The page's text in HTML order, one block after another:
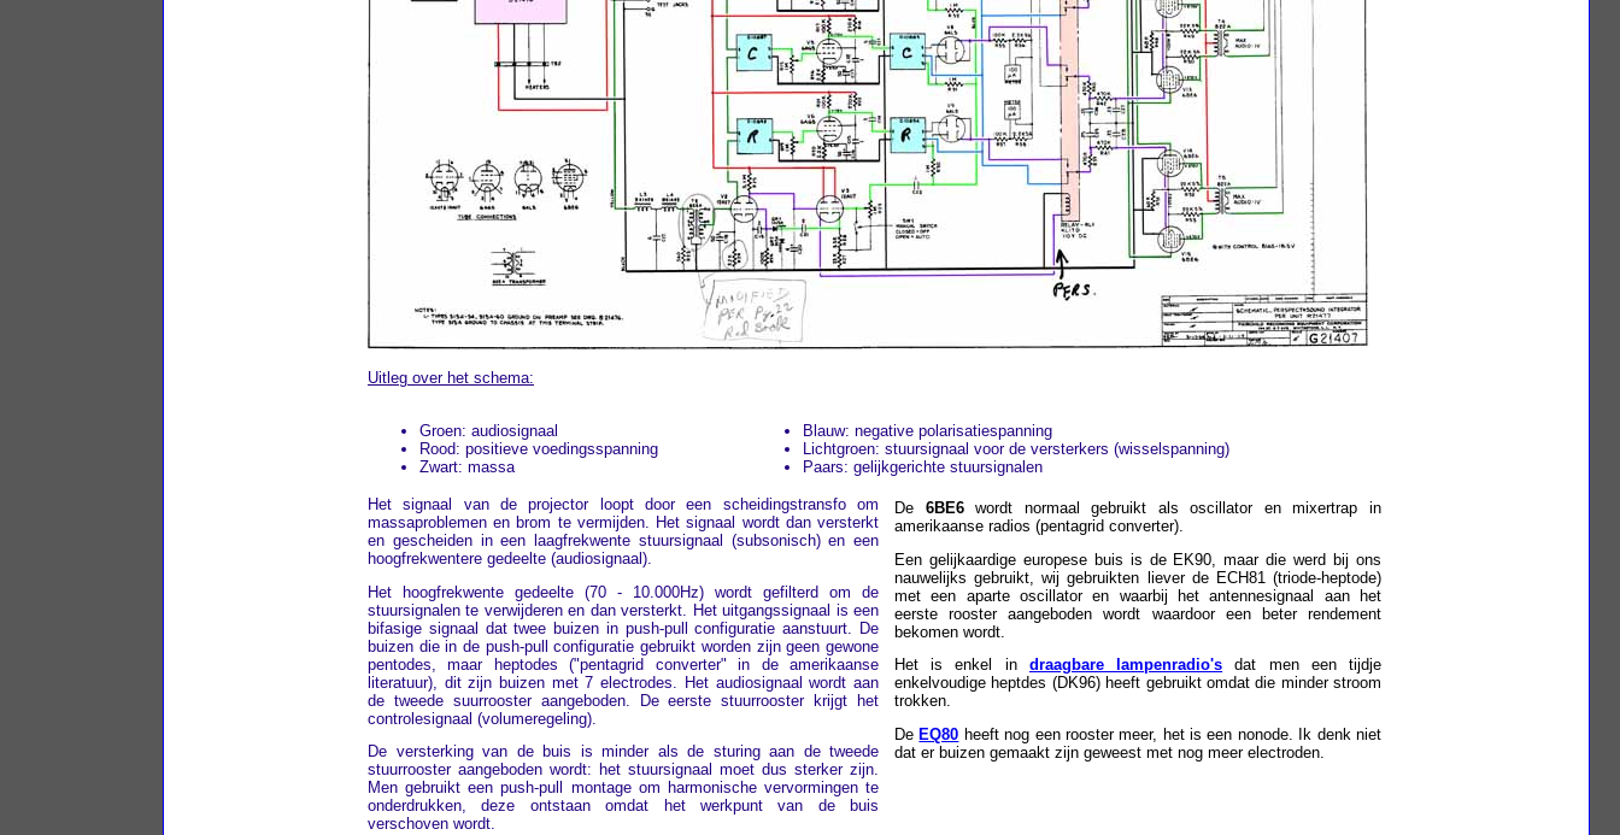
Uitleg over het schema:
Groen: audiosignaal
Rood: positieve voedingsspanning
Zwart: massa
Blauw: negative polarisatiespanning
Lichtgroen: stuursignaal voor de versterkers (wisselspanning)
Paars: gelijkgerichte stuursignalen
De 6BE6wordt normaal gebruikt als oscillator en mixertrap in
amerikaanse radios (pentagrid converter).
Een gelijkaardige europese buis is de EK90, maar die werd bij ons
nauwelijks gebruikt, wij gebruikten liever de ECH81 (triode-heptode)
met een aparte oscillator en waarbij het antennesignaal aan het
eerste rooster aangeboden wordt waardoor een beter rendement
bekomen wordt.
Het is enkel in draagbare lampenradio's dat men een tijdje
enkelvoudige heptdes (DK96) heeft gebruikt omdat die minder stroom
trokken.
De EQ80 heeft nog een rooster meer, het is een nonode. Ik denk niet
dat er buizen gemaakt zijn geweest met nog meer electroden.
Het signaal van de projector loopt door een scheidingstransfo om
massaproblemen en brom te vermijden. Het signaal wordt dan versterkt
en gescheiden in een laagfrekwente stuursignaal (subsonisch) en een
hoogfrekwentere gedeelte (audiosignaal).
Het hoogfrekwente gedeelte (70 - 10.000Hz) wordt gefilterd om de
stuursignalen te verwijderen en dan versterkt. Het uitgangssignaal is een
bifasige signaal dat twee buizen in push-pull configuratie aanstuurt. De
buizen die in de push-pull configuratie gebruikt worden zijn geen gewone
pentodes, maar heptodes ("pentagrid converter" in de amerikaanse
literatuur), dit zijn buizen met 7 electrodes. Het audiosignaal wordt aan
de tweede suurrooster aangeboden. De eerste stuurrooster krijgt het
controlesignaal (volumeregeling).
De versterking van de buis is minder als de sturing aan de tweede
stuurrooster aangeboden wordt: het stuursignaal moet dus sterker zijn.
Men gebruikt een push-pull montage om harmonische vervormingen te
onderdrukken, deze ontstaan omdat het werkpunt van de buis
verschoven wordt.